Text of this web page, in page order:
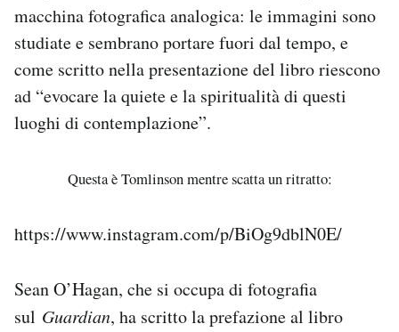
macchina fotografica analogica: le immagini sono
studiate e sembrano portare fuori dal tempo, e
come scritto nella presentazione del libro riescono
ad “evocare la quiete e la spiritualità di questi
luoghi di contemplazione”.
Questa è Tomlinson mentre scatta un ritratto:
https://www.instagram.com/p/BiOg9dblN0E/
Sean O’Hagan, che si occupa di fotografia
sul Guardian, ha scritto la prefazione al libro